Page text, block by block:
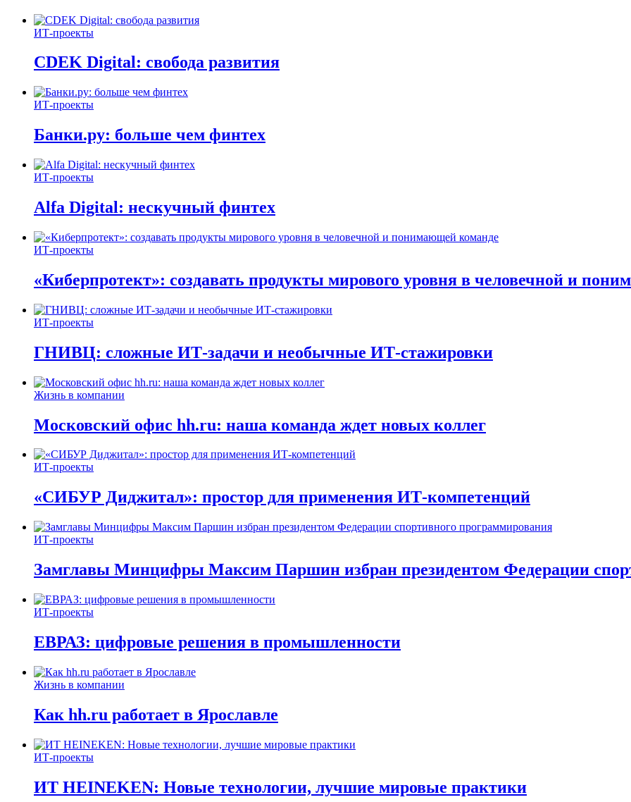
ИТ-проекты
CDEK Digital: свобода развития
ИТ-проекты
Банки.ру: больше чем финтех
ИТ-проекты
Alfa Digital: нескучный финтех
ИТ-проекты
«Киберпротект»: создавать продукты мирового уровня в человечной и
ИТ-проекты
ГНИВЦ: сложные ИТ‑задачи и необычные ИТ‑стажировки
Жизнь в компании
Московский офис hh.ru: наша команда ждет новых коллег
ИТ-проекты
«СИБУР Диджитал»: простор для применения ИТ-компетенций
ИТ-проекты
Замглавы Минцифры Максим Паршин избран президентом Федерации
ИТ-проекты
ЕВРАЗ: цифровые решения в промышленности
Жизнь в компании
Как hh.ru работает в Ярославле
ИТ-проекты
ИТ HEINEKEN: Новые технологии, лучшие мировые практики